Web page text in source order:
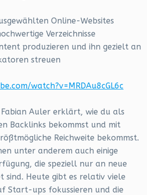
Online-Websites
Verzeichnisse
produzieren und ihn gezielt an
streuen
watch?v=MRDAu8cGL6c
Auler erklärt, wie du als
Backlinks bekommst und mit
Reichweite bekommst.
unter anderem auch einige
die speziell nur an neue
sind. Heute gibt es relativ viele
Start-ups fokussieren und die